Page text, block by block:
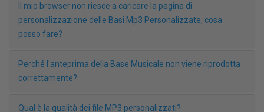
Il mio browser non riesce a caricare la pagina di
personalizzazione delle Basi Mp3 Personalizzate, cosa
posso fare?
Perché l'anteprima della Base Musicale non viene riprodotta
correttamente?
Qual è la qualità dei file MP3 personalizzati?